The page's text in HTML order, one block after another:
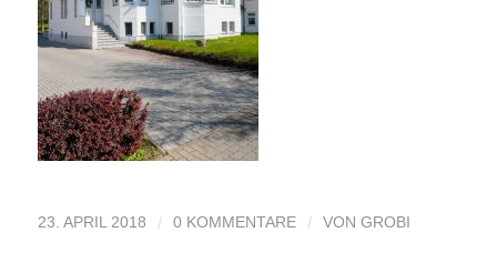
23. APRIL 2018 / 0 KOMMENTARE / VON GROBI